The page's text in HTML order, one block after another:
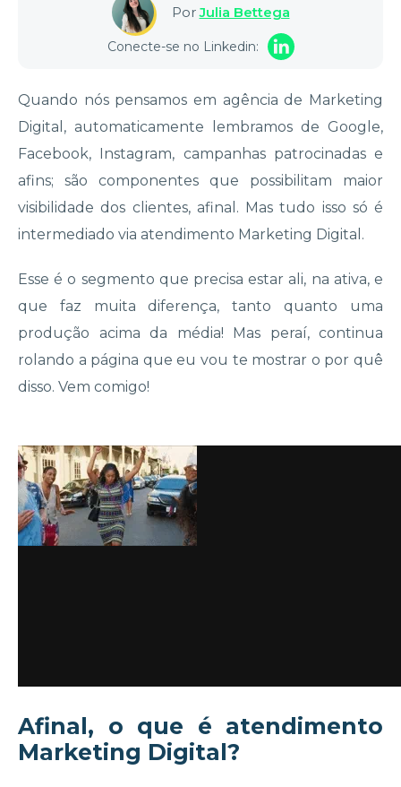
PorJulia Bettega
Conecte-se no Linkedin:
Quando nós pensamos em agência de Marketing
Digital , automaticamente lembramos de Google,
Facebook, Instagram, campanhas patrocinadas e
afins; são componentes que possibilitam maior
visibilidade dos clientes, afinal. Mas tudo isso só é
intermediado via atendimento Marketing Digital.
Esse é o segmento que precisa estar ali, na ativa, e
que faz muita diferença, tanto quanto uma
produção acima da média! Mas peraí, continua
rolando a página que eu vou te mostrar o por quê
disso. Vem comigo!
Afinal, o que é atendimento
Marketing Digital?